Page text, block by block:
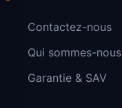
Contactez-nous
Qui sommes-nous
Garantie & SAV